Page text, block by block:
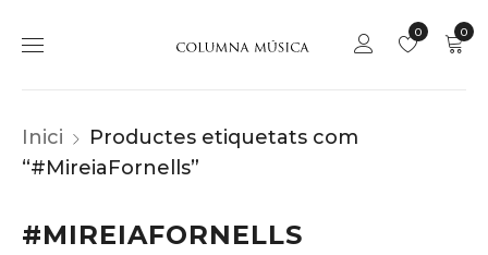
0
0
Inici
Productes etiquetats com
“#MireiaFornells”
#MIREIAFORNELLS